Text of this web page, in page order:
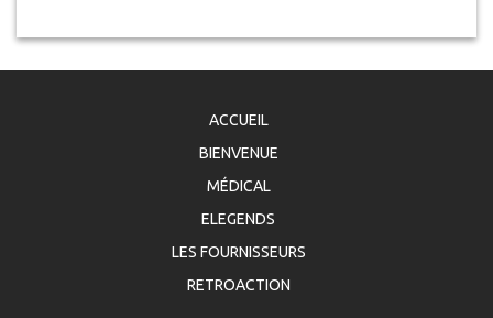
ACCUEIL
BIENVENUE
MÉDICAL
ELEGENDS
LES FOURNISSEURS
RETROACTION